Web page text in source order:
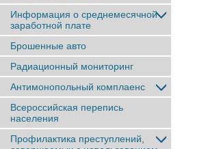
Информация о среднемесячной
заработной плате
Брошенные авто
Радиационный мониторинг
Антимонопольный комплаенс
Всероссийская перепись
населения
Профилактика преступлений,